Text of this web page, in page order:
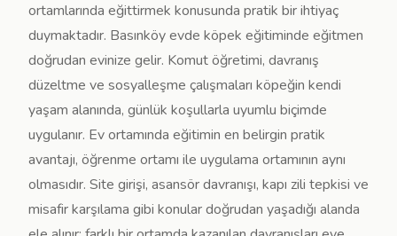
ortamlarında eğittirmek konusunda pratik bir ihtiyaç
duymaktadır. Basınköy evde köpek eğitiminde eğitmen
doğrudan evinize gelir. Komut öğretimi, davranış
düzeltme ve sosyalleşme çalışmaları köpeğin kendi
yaşam alanında, günlük koşullarla uyumlu biçimde
uygulanır. Ev ortamında eğitimin en belirgin pratik
avantajı, öğrenme ortamı ile uygulama ortamının aynı
olmasıdır. Site girişi, asansör davranışı, kapı zili tepkisi ve
misafir karşılama gibi konular doğrudan yaşadığı alanda